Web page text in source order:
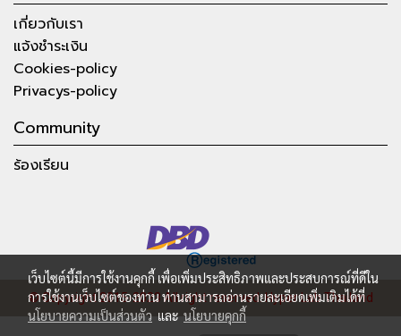
เกี่ยวกับเรา
แจ้งชำระเงิน
Cookies-policy
Privacys-policy
Community
ร้องเรียน
© Copyright 2015-2023 All right reserved.Hyper Lab Thailand
เว็บไซต์นี้มีการใช้งานคุกกี้ เพื่อเพิ่มประสิทธิภาพและประสบการณ์ที่ดีใน
การใช้งานเว็บไซต์ของท่าน ท่านสามารถอ่านรายละเอียดเพิ่มเติมได้ที่
นโยบายความเป็นส่วนตัว และ นโยบายคุกกี้